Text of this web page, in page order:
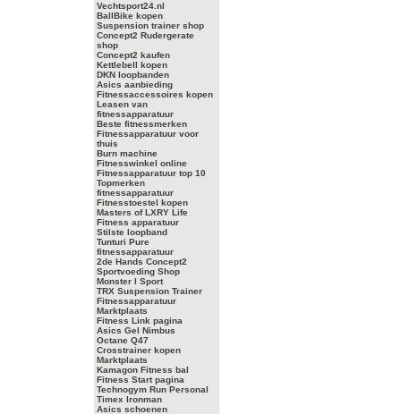
Vechtsport24.nl
BallBike kopen
Suspension trainer shop
Concept2 Rudergerate
shop
Concept2 kaufen
Kettlebell kopen
DKN loopbanden
Asics aanbieding
Fitnessaccessoires kopen
Leasen van
fitnessapparatuur
Beste fitnessmerken
Fitnessapparatuur voor
thuis
Burn machine
Fitnesswinkel online
Fitnessapparatuur top 10
Topmerken
fitnessapparatuur
Fitnesstoestel kopen
Masters of LXRY Life
Fitness apparatuur
Stilste loopband
Tunturi Pure
fitnessapparatuur
2de Hands Concept2
Sportvoeding Shop
Monster I Sport
TRX Suspension Trainer
Fitnessapparatuur
Marktplaats
Fitness Link pagina
Asics Gel Nimbus
Octane Q47
Crosstrainer kopen
Marktplaats
Kamagon Fitness bal
Fitness Start pagina
Technogym Run Personal
Timex Ironman
Asics schoenen